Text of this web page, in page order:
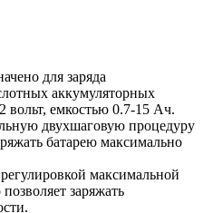
для заряда
аккумуляторных
вольт, емкостью 0.7-15 Ач.
двухшаговую процедуру
батарею максимально
максимальной
заряжать